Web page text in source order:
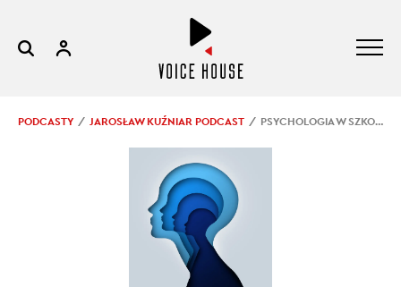
PODCASTY JAROSŁAW KUŹNIAR PODCAST PSYCHOLOGIA W SZKOLE ONLINE